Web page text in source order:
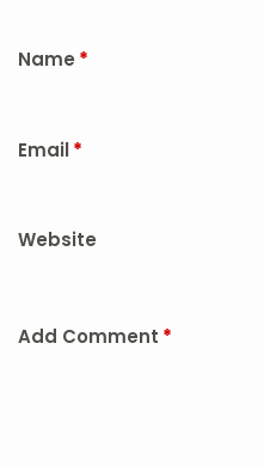
Name *
Email*
Website
Add Comment *